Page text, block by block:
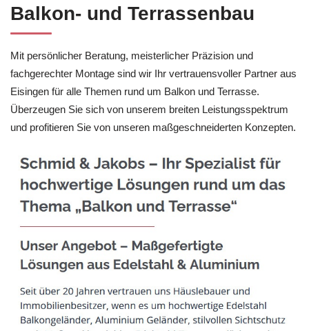
Balkon- und Terrassenbau
Mit persönlicher Beratung, meisterlicher Präzision und
fachgerechter Montage sind wir Ihr vertrauensvoller Partner aus
Eisingen für alle Themen rund um Balkon und Terrasse.
Überzeugen Sie sich von unserem breiten Leistungsspektrum
und profitieren Sie von unseren maßgeschneiderten Konzepten.